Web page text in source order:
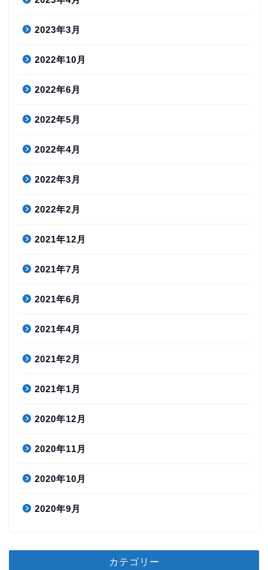
2023年3月
2022年10月
2022年6月
2022年5月
2022年4月
2022年3月
2022年2月
2021年12月
2021年7月
2021年6月
2021年4月
2021年2月
2021年1月
2020年12月
2020年11月
2020年10月
2020年9月
カテゴリー